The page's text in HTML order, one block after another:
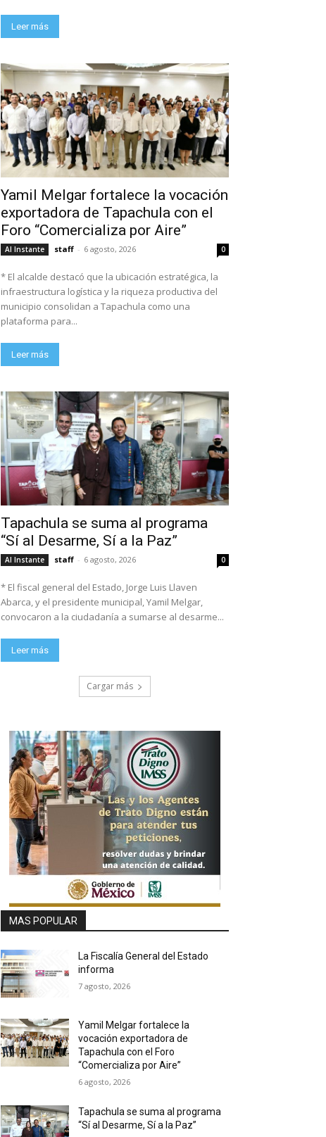
Leer más
Yamil Melgar fortalece la vocación
exportadora de Tapachula con el
Foro “Comercializa por Aire”
Al Instante staff - 6 agosto, 2026 0
* El alcalde destacó que la ubicación estratégica, la
infraestructura logística y la riqueza productiva del
municipio consolidan a Tapachula como una
plataforma para...
Leer más
Tapachula se suma al programa
“Sí al Desarme, Sí a la Paz”
Al Instante staff - 6 agosto, 2026 0
* El fiscal general del Estado, Jorge Luis Llaven
Abarca, y el presidente municipal, Yamil Melgar,
convocaron a la ciudadanía a sumarse al desarme...
Leer más
Cargar más
MAS POPULAR
La Fiscalía General del Estado
informa
7 agosto, 2026
Yamil Melgar fortalece la
vocación exportadora de
Tapachula con el Foro
“Comercializa por Aire”
6 agosto, 2026
Tapachula se suma al programa
“Sí al Desarme, Sí a la Paz”